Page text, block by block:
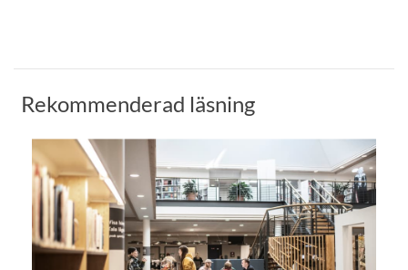
Rekommenderad läsning